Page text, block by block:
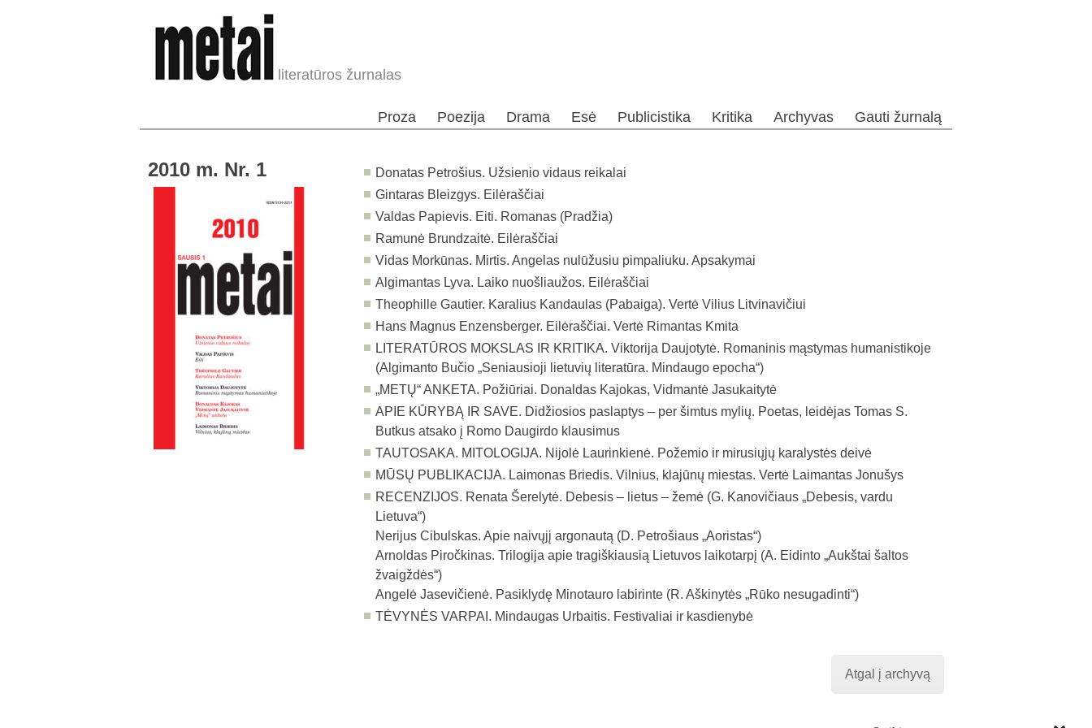
literatūros žurnalas
Proza Poezija Drama Esė Publicistika Kritika Archyvas Gauti žurnalą
2010 m. Nr. 1
Donatas Petrošius. Užsienio vidaus reikalai
Gintaras Bleizgys. Eilėraščiai
Valdas Papievis. Eiti. Romanas (Pradžia)
Ramunė Brundzaitė. Eilėraščiai
Vidas Morkūnas. Mirtis. Angelas nulūžusiu pimpaliuku. Apsakymai
Algimantas Lyva. Laiko nuošliaužos. Eilėraščiai
Theophille Gautier. Karalius Kandaulas (Pabaiga). Vertė Vilius Litvinavičiui
Hans Magnus Enzensberger. Eilėraščiai. Vertė Rimantas Kmita
LITERATŪROS MOKSLAS IR KRITIKA. Viktorija Daujotytė. Romaninis mąstymas humanistikoje
(Algimanto Bučio „Seniausioji lietuvių literatūra. Mindaugo epocha“)
„METŲ“ ANKETA. Požiūriai. Donaldas Kajokas, Vidmantė Jasukaitytė
APIE KŪRYBĄ IR SAVE. Didžiosios paslaptys – per šimtus mylių. Poetas, leidėjas Tomas S.
Butkus atsako į Romo Daugirdo klausimus
TAUTOSAKA. MITOLOGIJA. Nijolė Laurinkienė. Požemio ir mirusiųjų karalystės deivė
MŪSŲ PUBLIKACIJA. Laimonas Briedis. Vilnius, klajūnų miestas. Vertė Laimantas Jonušys
RECENZIJOS. Renata Šerelytė. Debesis – lietus – žemė (G. Kanovičiaus „Debesis, vardu
Lietuva“)
Nerijus Cibulskas. Apie naivųjį argonautą (D. Petro­šiaus „Aoristas“)
Arnoldas Piročkinas. Trilogija apie tragiškiausią Lietuvos laikotarpį (A. Eidinto „Aukštai šaltos
žvaigždės“)
Angelė Jasevičienė. Pasiklydę Minotauro labirinte (R. Aškinytės „Rūko nesugadinti“)
TĖVYNĖS VARPAI. Mindaugas Urbaitis. Festivaliai ir kasdienybė
Atgal į archyvą